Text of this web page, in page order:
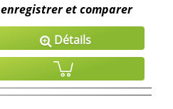
enregistrer et comparer
Détails